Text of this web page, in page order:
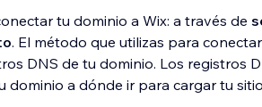
tu dominio a Wix: a través de
. El método que utilizas para
DNS de tu dominio. Los registros
dominio a dónde ir para cargar tu